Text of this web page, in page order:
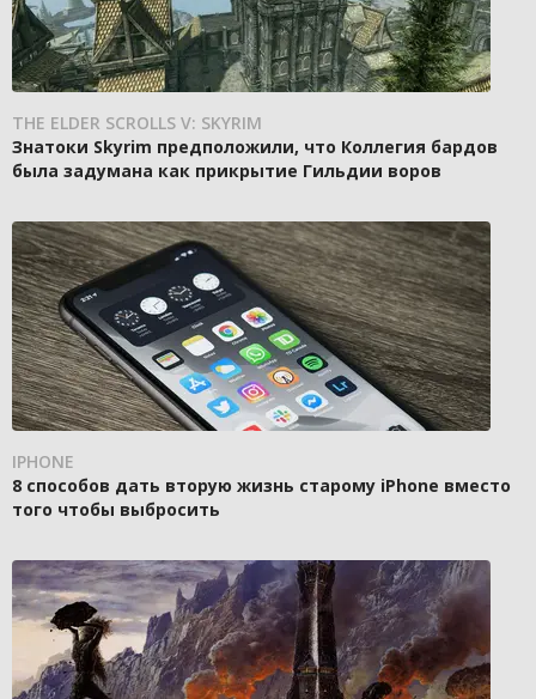
THE ELDER SCROLLS V: SKYRIM
Знатоки Skyrim предположили, что Коллегия бардов
была задумана как прикрытие Гильдии воров
IPHONE
8 способов дать вторую жизнь старому iPhone вместо
того чтобы выбросить